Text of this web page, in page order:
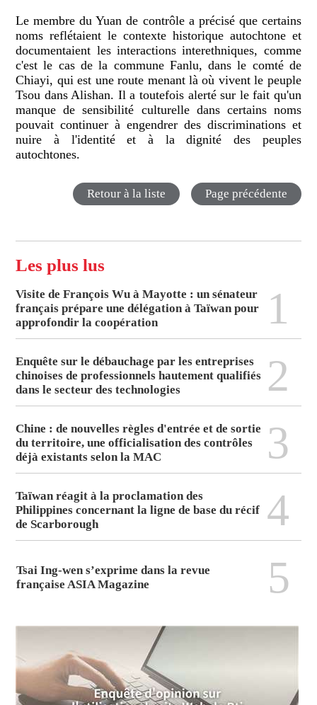
Le membre du Yuan de contrôle a précisé que certains
noms reflétaient le contexte historique autochtone et
documentaient les interactions interethniques, comme
c'est le cas de la commune Fanlu, dans le comté de
Chiayi, qui est une route menant là où vivent le peuple
Tsou dans Alishan. Il a toutefois alerté sur le fait qu'un
manque de sensibilité culturelle dans certains noms
pouvait continuer à engendrer des discriminations et
nuire à l'identité et à la dignité des peuples
autochtones.
Retour à la liste Page précédente
Les plus lus
Visite de François Wu à Mayotte : un sénateur
français prépare une délégation à Taïwan pour
approfondir la coopération
1
Enquête sur le débauchage par les entreprises
chinoises de professionnels hautement qualifiés
dans le secteur des technologies
2
Chine : de nouvelles règles d'entrée et de sortie
du territoire, une officialisation des contrôles
déjà existants selon la MAC
3
Taïwan réagit à la proclamation des
Philippines concernant la ligne de base du récif
de Scarborough
4
Tsai Ing-wen s’exprime dans la revue
française ASIA Magazine
5